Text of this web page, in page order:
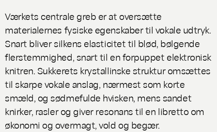
Værkets centrale greb er at oversætte
materialernes fysiske egenskaber til vokale udtryk.
Snart bliver silkens elasticitet til blød, bølgende
flerstemmighed, snart til en forpuppet elektronisk
knitren. Sukkerets krystallinske struktur omsættes
til skarpe vokale anslag, nærmest som korte
smæld, og sødmefulde hvisken, mens sandet
knirker, rasler og giver resonans til en libretto om
økonomi og overmagt, vold og begær.